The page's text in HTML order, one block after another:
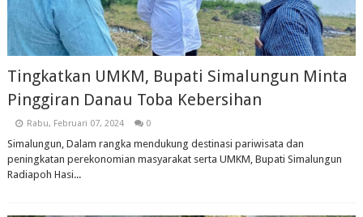
Tingkatkan UMKM, Bupati Simalungun Minta
Pinggiran Danau Toba Kebersihan
Rabu, Februari 07, 2024 0
Simalungun, Dalam rangka mendukung destinasi pariwisata dan
peningkatan perekonomian masyarakat serta UMKM, Bupati Simalungun
Radiapoh Hasi...